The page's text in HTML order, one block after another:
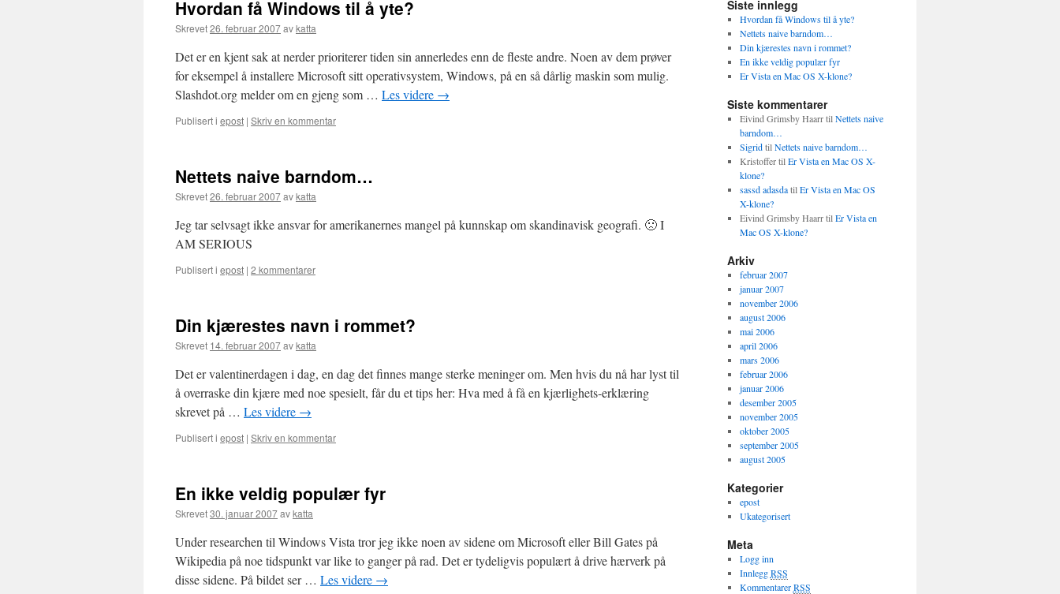
Hvordan få Windows til å yte?
Skrevet26. februar 2007avkatta
Det er en kjent sak at nerder prioriterer tiden sin annerledes enn de fleste andre. Noen av dem prøver
for eksempel å installere Microsoft sitt operativsystem, Windows, på en så dårlig maskin som mulig.
Slashdot.org melder om en gjeng som … Les videre →
Publisert i epost | Skriv en kommentar
Nettets naive barndom…
Skrevet26. februar 2007avkatta
Jeg tar selvsagt ikke ansvar for amerikanernes mangel på kunnskap om skandinavisk geografi. 🙁 I
AM SERIOUS
Publisert i epost | 2 kommentarer
Din kjærestes navn i rommet?
Skrevet 14. februar 2007avkatta
Det er valentinerdagen i dag, en dag det finnes mange sterke meninger om. Men hvis du nå har lyst til
å overraske din kjære med noe spesielt, får du et tips her: Hva med å få en kjærlighets-erklæring
skrevet på … Les videre →
Publisert i epost | Skriv en kommentar
En ikke veldig populær fyr
Skrevet30. januar 2007avkatta
Under researchen til Windows Vista tror jeg ikke noen av sidene om Microsoft eller Bill Gates på
Wikipedia på noe tidspunkt var like to ganger på rad. Det er tydeligvis populært å drive hærverk på
disse sidene. På bildet ser … Les videre →
Siste innlegg
Hvordan få Windows til å yte?
Nettets naive barndom…
Din kjærestes navn i rommet?
En ikke veldig populær fyr
Er Vista en Mac OS X-klone?
Siste kommentarer
Eivind Grimsby HaarrtilNettets naive
barndom…
SigridtilNettets naive barndom…
KristoffertilEr Vista en Mac OS X-
klone?
sassd adasdatilEr Vista en Mac OS
X-klone?
Eivind Grimsby HaarrtilEr Vista en
Mac OS X-klone?
Arkiv
februar 2007
januar 2007
november 2006
august 2006
mai 2006
april 2006
mars 2006
februar 2006
januar 2006
desember 2005
november 2005
oktober 2005
september 2005
august 2005
Kategorier
epost
Ukategorisert
Meta
Logg inn
InnleggRSS
KommentarerRSS